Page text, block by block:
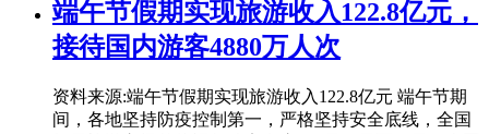
端午节假期实现旅游收入122.8亿元，
接待国内游客4880万人次
资料来源:端午节假期实现旅游收入122.8亿元 端午节期
间，各地坚持防疫控制第一，严格坚持安全底线，全国